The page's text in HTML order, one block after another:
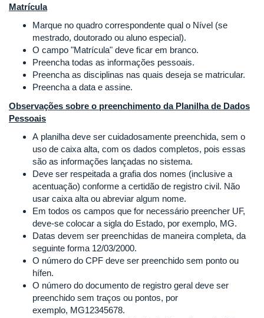
Matrícula
Marque no quadro correspondente qual o Nível (se
mestrado, doutorado ou aluno especial).
O campo "Matrícula" deve ficar em branco.
Preencha todas as informações pessoais.
Preencha as disciplinas nas quais deseja se matricular.
Preencha a data e assine.
Observações sobre o preenchimento da Planilha de Dados
Pessoais
A planilha deve ser cuidadosamente preenchida, sem o
uso de caixa alta, com os dados completos, pois essas
são as informações lançadas no sistema.
Deve ser respeitada a grafia dos nomes (inclusive a
acentuação) conforme a certidão de registro civil. Não
usar caixa alta ou abreviar algum nome.
Em todos os campos que for necessário preencher UF,
deve-se colocar a sigla do Estado, por exemplo, MG.
Datas devem ser preenchidas de maneira completa, da
seguinte forma 12/03/2000.
O número do CPF deve ser preenchido sem ponto ou
hífen.
O número do documento de registro geral deve ser
preenchido sem traços ou pontos, por
exemplo, MG12345678.